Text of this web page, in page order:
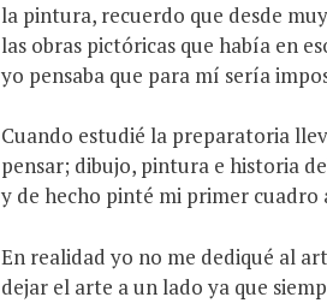
la pintura, recuerdo que desde
las obras pictóricas que había en
yo pensaba que para mí sería
Cuando estudié la preparatoria
pensar; dibujo, pintura e historia
y de hecho pinté mi primer cuadro
En realidad yo no me dediqué al
dejar el arte a un lado ya que